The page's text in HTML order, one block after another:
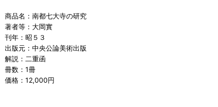
商品名：南都七大寺の研究
著者等：大岡實
刊年：昭５３
出版元：中央公論美術出版
解説：二重函
冊数：1冊
価格：12,000円